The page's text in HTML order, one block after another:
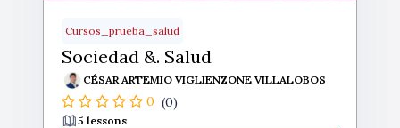
Cursos_prueba_salud
Sociedad &. Salud
CÉSAR ARTEMIO VIGLIENZONE VILLALOBOS
0 (0)
5 lessons